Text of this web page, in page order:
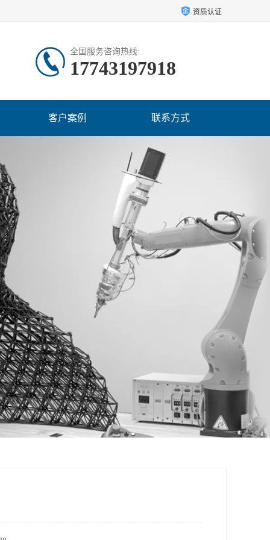
资质认证
全国服务咨询热线:
17743197918
客户案例 联系方式